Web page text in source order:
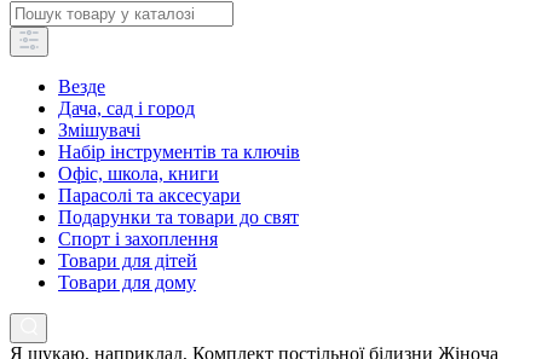
Везде
Дача, сад і город
Змішувачі
Набір інструментів та ключів
Офіс, школа, книги
Парасолі та аксесуари
Подарунки та товари до свят
Спорт і захоплення
Товари для дітей
Товари для дому
Я шукаю, наприклад, Комплект постільної білизни Жіноча